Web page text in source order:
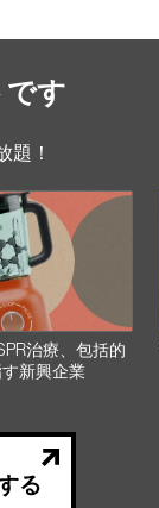
す
題！
治療、包括的
新興企業
る